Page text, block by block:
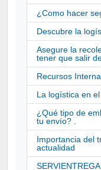
¿Como hacer
Descubre la
Asegure la
tener que salir
Recursos
La logística en
¿Qué tipo de
tu envío? .
Importancia del
actualidad